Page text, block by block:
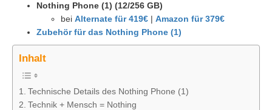
Nothing Phone (1) (12/256 GB)
bei Alternate für 419€ | Amazon für 379€
Zubehör für das Nothing Phone (1)
Inhalt
Technische Details des Nothing Phone (1)
Technik + Mensch = Nothing